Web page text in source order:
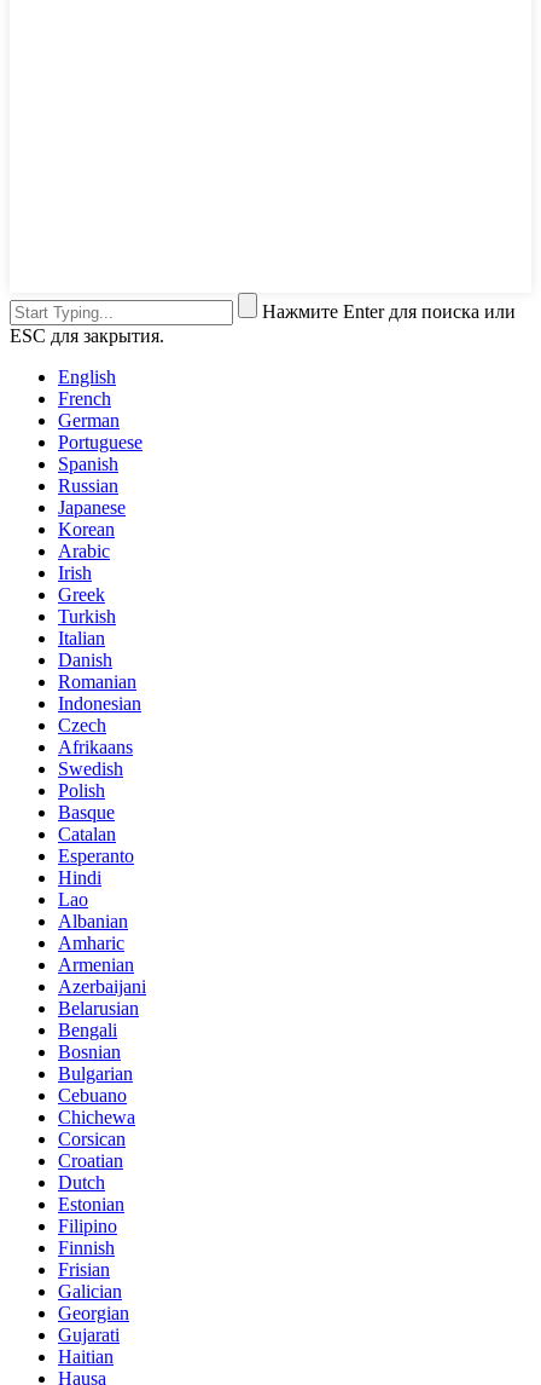
Нажмите Enter для поиска или
ESC для закрытия.
English
French
German
Portuguese
Spanish
Russian
Japanese
Korean
Arabic
Irish
Greek
Turkish
Italian
Danish
Romanian
Indonesian
Czech
Afrikaans
Swedish
Polish
Basque
Catalan
Esperanto
Hindi
Lao
Albanian
Amharic
Armenian
Azerbaijani
Belarusian
Bengali
Bosnian
Bulgarian
Cebuano
Chichewa
Corsican
Croatian
Dutch
Estonian
Filipino
Finnish
Frisian
Galician
Georgian
Gujarati
Haitian
Hausa